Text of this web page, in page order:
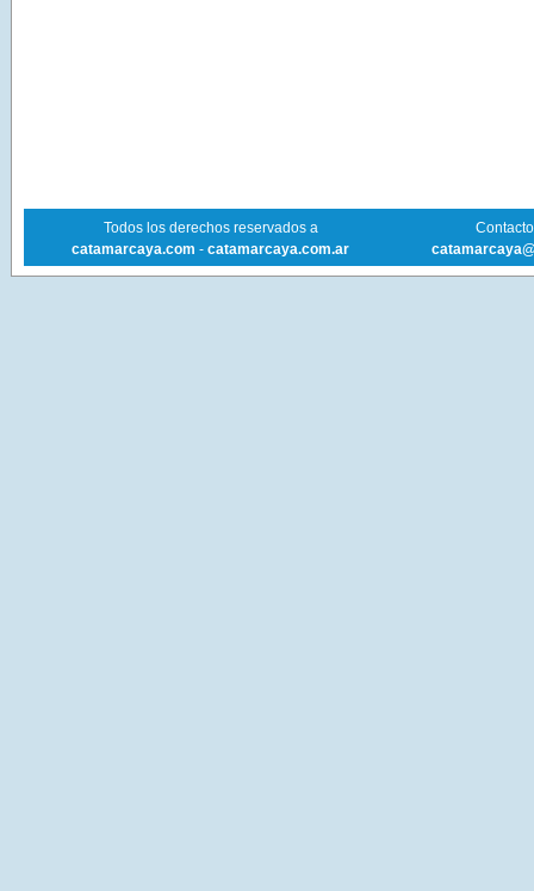
Todos los derechos reservados a
catamarcaya.com - catamarcaya.com.ar